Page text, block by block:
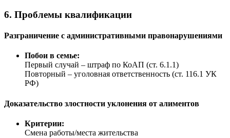
6. Проблемы квалификации
Разграничение с административными правонарушениями
Побои в семье:
Первый случай – штраф по КоАП (ст. 6.1.1)
Повторный – уголовная ответственность (ст. 116.1 УК
РФ)
Доказательство злостности уклонения от алиментов
Критерии:
Смена работы/места жительства